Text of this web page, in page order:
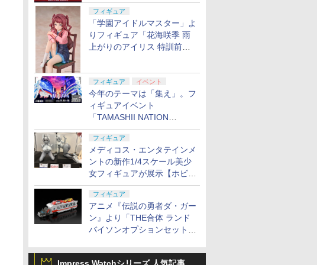
定
フィギュア
「学園アイドルマスター」よ
りフィギュア「花海咲季 雨
上がりのアイリス 特訓前
フィギュア イベント
今年のテーマは「集え」。フ
ィギュアイベント
「TAMASHII NATION
2026」が11月13日より開催
決定
フィギュア
メディコス・エンタテインメ
ントの新作1/4スケール美少
女フィギュアが展示【ホビー
メーカー合同展示会】
フィギュア
アニメ『伝説の勇者ダ・ガー
ン』より「THE合体 ランド
バイソンオプションセット」